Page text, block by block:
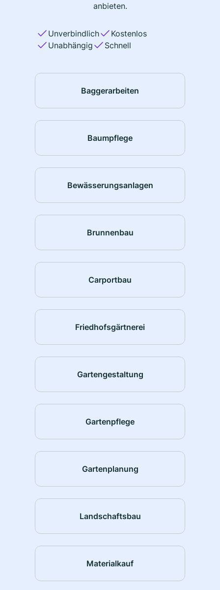
anbieten.
Unverbindlich
Kostenlos
Unabhängig
Schnell
Baggerarbeiten
Baumpflege
Bewässerungsanlagen
Brunnenbau
Carportbau
Friedhofsgärtnerei
Gartengestaltung
Gartenpflege
Gartenplanung
Landschaftsbau
Materialkauf